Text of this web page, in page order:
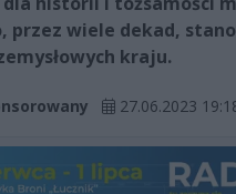
przez wiele dekad,
kraju.
27.06.2023